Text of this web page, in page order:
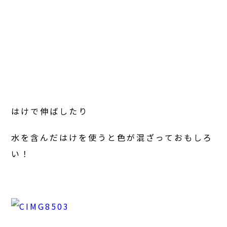
はけで伸ばしたり
水を含んだはけを使うと色が混ざっておもしろ
い！